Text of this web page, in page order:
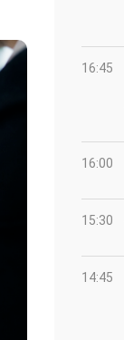
16:45
16:00
15:30
14:45